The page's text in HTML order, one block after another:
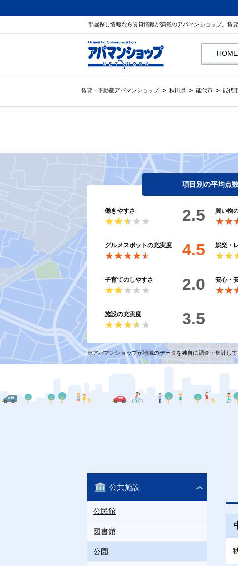
部屋探し情報なら賃貸情報が満載のアパマンショップ。賃
HOME
賃貸・不動産アパマンショップ 秋田県 能代市 能代
項目別の平均点
働きやすさ
★★★★★
★★★★★ 2.5 買い物
グルメスポットの充実度
★★★★★
★★★★★ 4.5 娯楽・
子育てのしやすさ
★★★★★
★★★★★ 2.0 安心・
施設の充実度
★★★★★
★★★★★ 3.5
※アパマンショップが地域のデータを独自に調査・集計し
公共施設
公民館
図書館
公園